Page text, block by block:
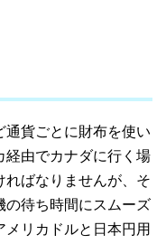
貨ごとに財布を使い
経由でカナダに行く場
ばなりませんが、そ
の待ち時間にスムーズ
リカドルと日本円用